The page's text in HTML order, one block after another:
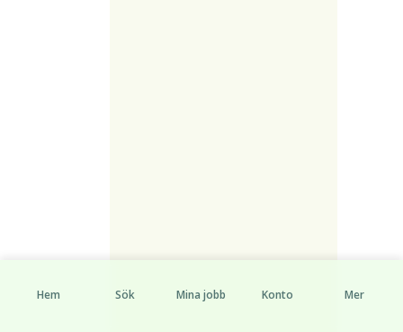
Hem Sök Mina jobb Konto Mer